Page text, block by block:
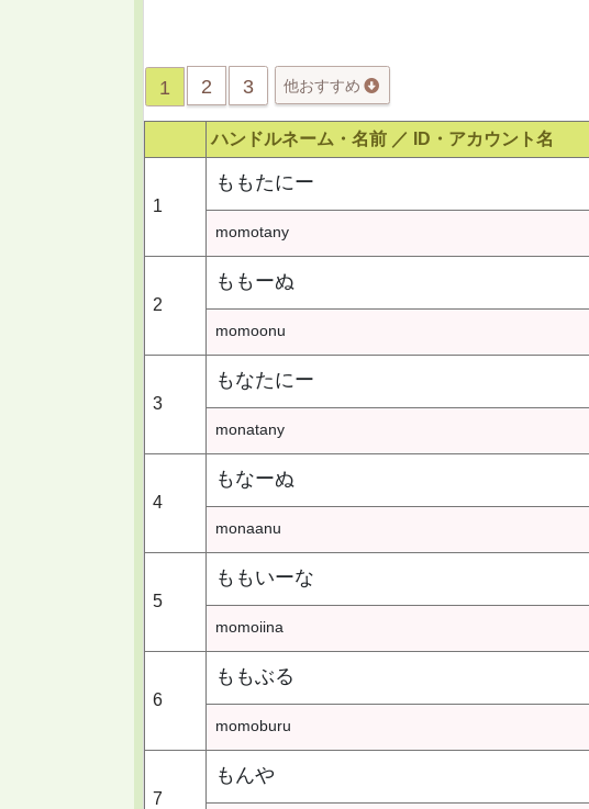
1 2 3 他おすすめ
ハンドルネーム・名前 ／ ID・アカウント名
1
ももたにー
momotany
2
ももーぬ
momoonu
3
もなたにー
monatany
4
もなーぬ
monaanu
5
ももいーな
momoiina
6
ももぶる
momoburu
7
もんや